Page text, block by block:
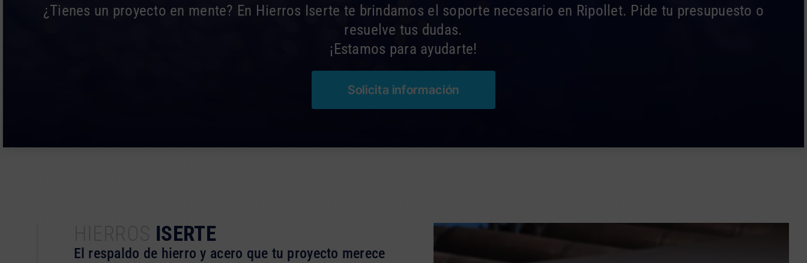
¿Tienes un proyecto en mente? En Hierros Iserte te brindamos el soporte necesario en Ripollet. Pide tu presupuesto o
resuelve tus dudas.
¡Estamos para ayudarte!
Solicita información
ISERTE
El respaldo de hierro y acero que tu proyecto merece